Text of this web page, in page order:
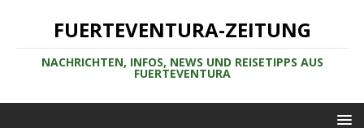
FUERTEVENTURA-ZEITUNG
NACHRICHTEN, INFOS, NEWS UND REISETIPPS AUS
FUERTEVENTURA